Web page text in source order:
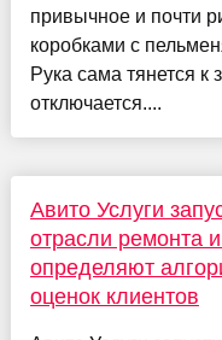
привычное и почти
коробками с
Рука сама тянется к
отключается....
Авито Услуги
отрасли ремонта
определяют
оценок клиентов